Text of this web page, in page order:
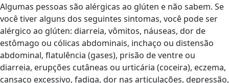
Algumas pessoas são alérgicas ao glúten e não sabem. Se
você tiver alguns dos seguintes sintomas, você pode ser
alérgico ao glúten: diarreia, vômitos, náuseas, dor de
estômago ou cólicas abdominais, inchaço ou distensão
abdominal, flatulência (gases), prisão de ventre ou
diarreia, erupções cutâneas ou urticária (coceira), eczema,
cansaço excessivo, fadiga, dor nas articulações, depressão,